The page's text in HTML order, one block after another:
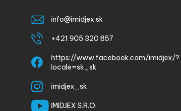
info@imidjex.sk
+421 905 320 857
https://www.facebook.com/imidjex/?
locale=sk_sk
imidjex_sk
IMIDJEX S.R.O.